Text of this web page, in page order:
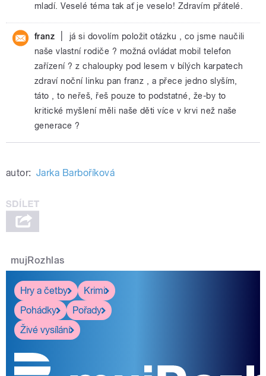
mladí. Veselé téma tak ať je veselo! Zdravím přátelé.
franz
já si dovolím položit otázku , co jsme naučili
naše vlastní rodiče ? možná ovládat mobil telefon
zařízení ? z chaloupky pod lesem v bílých karpatech
zdraví noční linku pan franz , a přece jedno slyším,
táto , to neřeš, řeš pouze to podstatné, že-by to
kritické myšlení měli naše děti více v krvi než naše
generace ?
autor: Jarka Barboříková
mujRozhlas
Hry a četby
Krimi
Pohádky
Pořady
Živé vysílání